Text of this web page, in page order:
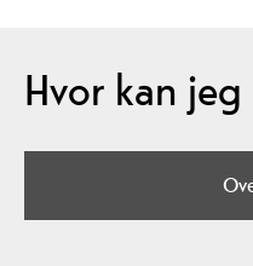
Hvor kan